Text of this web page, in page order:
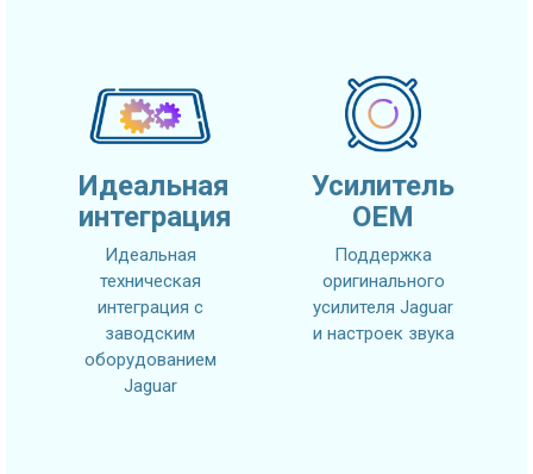
Идеальная
интеграция
Идеальная
техническая
интеграция с
заводским
оборудованием
Jaguar
Усилитель
OEM
Поддержка
оригинального
усилителя Jaguar
и настроек звука